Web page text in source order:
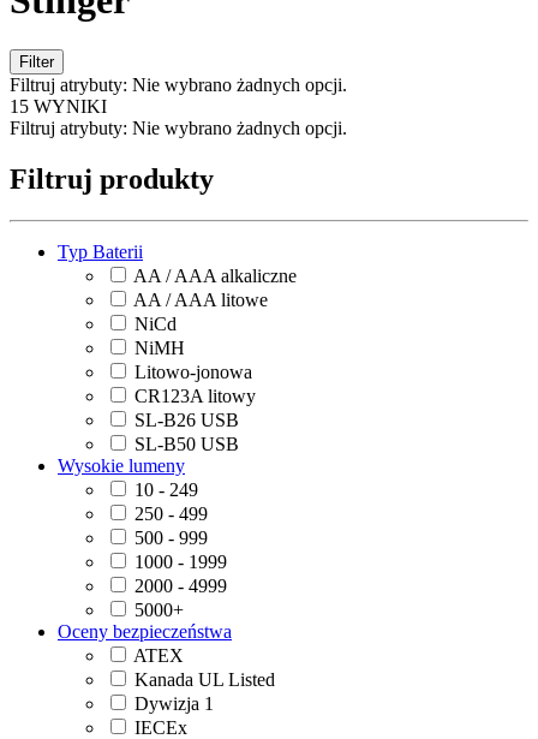
Filter
Filtruj atrybuty: Nie wybrano żadnych opcji.
15 WYNIKI
Filtruj atrybuty: Nie wybrano żadnych opcji.
Filtruj produkty
Typ Baterii
AA / AAA alkaliczne
AA / AAA litowe
NiCd
NiMH
Litowo-jonowa
CR123A litowy
SL-B26 USB
SL-B50 USB
Wysokie lumeny
10 - 249
250 - 499
500 - 999
1000 - 1999
2000 - 4999
5000+
Oceny bezpieczeństwa
ATEX
Kanada UL Listed
Dywizja 1
IECEx